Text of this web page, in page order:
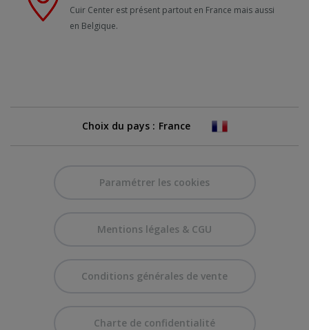
Cuir Center est présent partout en France mais aussi
en Belgique.
Choix du pays :
Paramétrer les cookies
Mentions légales & CGU
Conditions générales de vente
Charte de confidentialité